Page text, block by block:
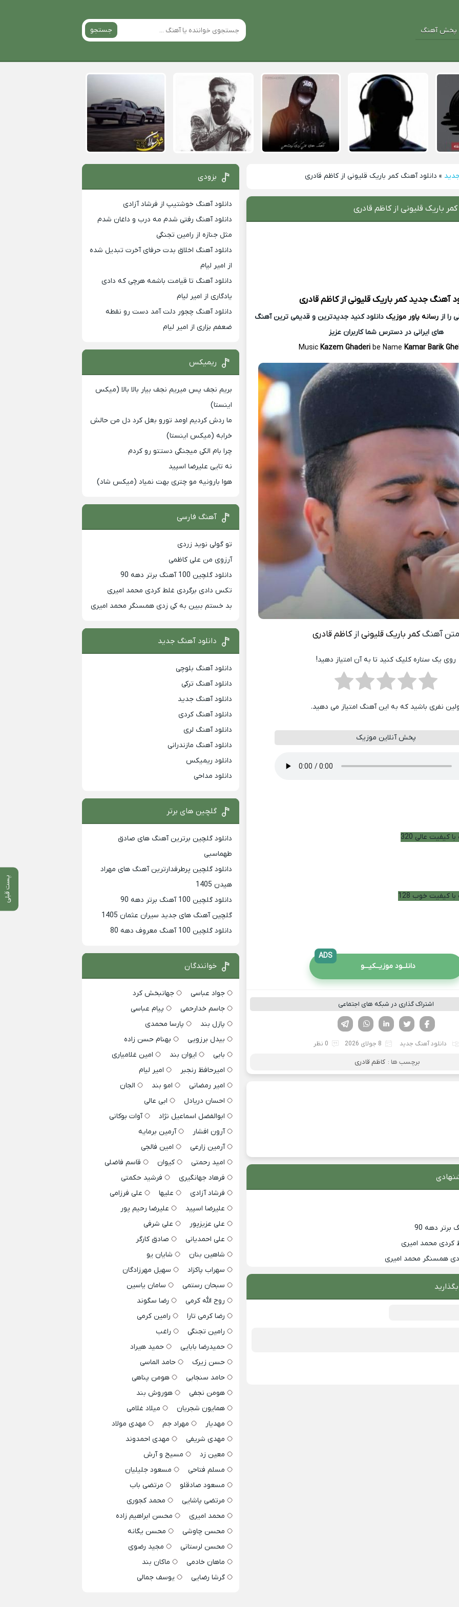
پخش آهنگ جستجو
» دانلود آهنگ کمر باریک قلیونی از کاظم قادری
پست قبلی
باریک قلیونی از کاظم قادری
آهنگ جدید کمر باریک قلیونی ازکاظم قادری
را از رسانه پاور موزیک دانلود کنید جدیدترین و قدیمی ترین آهنگ
های ایرانی در دسترس شما کاربران عزیز
Music Kazem Ghaderibe Name Kamar Barik
آهنگکمر باریک قلیونی ازکاظم قادری
روی یک ستاره کلیک کنید تا به آن امتیاز دهید!
نفری باشید که به این آهنگ امتیاز می دهید.
پخش آنلاین موزیک
کیفیت عالی 320
کیفیت خوب 128
دانلــود موزیــکیـــو
ADS
اشتراک گذاری در شبکه های اجتماعی
لینکدین تویتر
فیسوک
دانلود آهنگ جدید 8 جولای 2026 0 نظر
برچسب ها : کاظم قادری
کردی محمد امیری
همسنگر محمد امیری
بزودی
دانلود آهنگ خوشتیپ از فرشاد آزادی
دانلود آهنگ رفتی شدم مه درب و داغان شدم
مثل جنازه از رامین تجنگی
دانلود آهنگ اخلاق بدت حرفای آخرت تبدیل شده
از امیر لیام
دانلود آهنگ تا قیامت باشمه هرچی که دادی
یادگاری از امیر لیام
دانلود آهنگ چجور دلت آمد دست رو نقطه
ضعفم بزاری از امیر لیام
ریمیکس
بریم نجف پس میریم نجف بیار بالا بالا (میکس
اینستا)
ما ردش کردیم اومد تورو بغل کرد دل من حالش
خرابه (میکس اینستا)
چرا بام الکی میجنگی دستتو رو کردم
نه تایی علیرضا اسپید
هوا بارونیه مو چتری بهت نمیاد (میکس شاد)
آهنگ فارسی
تو گولی نوید زردی
آرزوی من علی کاظمی
دانلود گلچین 100 آهنگ برتر دهه 90
تکس دادی برگردی غلط کردی محمد امیری
بد خستم ببین به کی زدی همسنگر محمد امیری
دانلود آهنگ جدید
دانلود آهنگ بلوچی
دانلود آهنگ ترکی
دانلود آهنگ جدید
دانلود آهنگ کردی
دانلود آهنگ لری
دانلود آهنگ مازندرانی
دانلود ریمیکس
دانلود مداحی
گلچین های برتر
دانلود گلچین برترین آهنگ های صادق
طهماسبی
دانلود گلچین پرطرفدارترین آهنگ های مهراد
هیدن 1405
دانلود گلچین 100 آهنگ برتر دهه 90
گلچین آهنگ های جدید سیران عثمان 1405
دانلود گلچین 100 آهنگ معروف دهه 80
خوانندگان
جواد عباسی
جهانبخش کرد
جاسم خدارحمی
پیام عباسی
پازل بند
پارسا محمدی
بیدل برزویی
بهنام حسن زاده
بابی
ایوان بند
امین غلامیاری
امیرحافظ رنجبر
امیر لیام
امیر رمضانی
امو بند
الجان
احسان دریادل
ابی عالی
ابوالفضل اسماعیل نژاد
آوات بوکانی
آرون افشار
آرمین برمایه
آرمین زارعی
امین فالجی
امید رحمتی
کیوان
قاسم فاضلی
فرهاد جهانگیری
فرشید حکمتی
فرشاد آزادی
علیها
علی فرزامی
علیرضا اسپید
علیرضا رحیم پور
علی عزیزپور
علی شرفی
علی احمدیانی
صادق کارگر
شاهین بنان
شایان یو
سهراب پاکزاد
سهیل مهرزادگان
سبحان رستمی
سامان یاسین
روح الله کرمی
رضا سگوند
رضا کرمی تارا
رامین کرمی
رامین تجنگی
راغب
حمیدرضا بابایی
حمید هیراد
حسن زیرک
حامد الماسی
حامد سنجابی
هومن پناهی
هومن نجفی
هوروش بند
همایون شجریان
میلاد غلامی
مهدیار
مهراد جم
مهدی مولاد
مهدی شریفی
مهدی احمدوند
معین زد
مسیح و آرش
مسلم فتاحی
مسعود جلیلیان
مسعود صادقلو
مرتضی باب
مرتضی پاشایی
محمد کجوری
محمد امیری
محسن ابراهیم زاده
محسن چاوشی
محسن یگانه
محسن لرستانی
مجید رضوی
ماهان خادمی
ماکان بند
گرشا رضایی
یوسف جمالی